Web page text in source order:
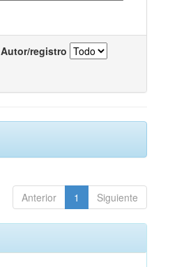
Autor/registro
Anterior 1 Siguiente